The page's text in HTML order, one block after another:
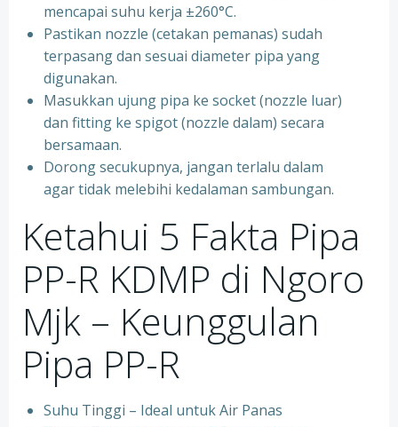
mencapai suhu kerja ±260°C.
Pastikan nozzle (cetakan pemanas) sudah
terpasang dan sesuai diameter pipa yang
digunakan.
Masukkan ujung pipa ke socket (nozzle luar)
dan fitting ke spigot (nozzle dalam) secara
bersamaan.
Dorong secukupnya, jangan terlalu dalam
agar tidak melebihi kedalaman sambungan.
Ketahui 5 Fakta Pipa
PP-R KDMP di Ngoro
Mjk – Keunggulan
Pipa PP-R
Suhu Tinggi – Ideal untuk Air Panas